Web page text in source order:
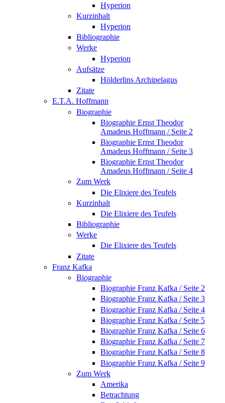
Hyperion
Kurzinhalt
Hyperion
Bibliographie
Werke
Hyperion
Aufsätze
Hölderlins Archipelagus
Zitate
E.T.A. Hoffmann
Biographie
Biographie Ernst Theodor
Amadeus Hoffmann / Seite 2
Biographie Ernst Theodor
Amadeus Hoffmann / Seite 3
Biographie Ernst Theodor
Amadeus Hoffmann / Seite 4
Zum Werk
Die Elixiere des Teufels
Kurzinhalt
Die Elixiere des Teufels
Bibliographie
Werke
Die Elixiere des Teufels
Zitate
Franz Kafka
Biographie
Biographie Franz Kafka / Seite 2
Biographie Franz Kafka / Seite 3
Biographie Franz Kafka / Seite 4
Biographie Franz Kafka / Seite 5
Biographie Franz Kafka / Seite 6
Biographie Franz Kafka / Seite 7
Biographie Franz Kafka / Seite 8
Biographie Franz Kafka / Seite 9
Zum Werk
Amerika
Betrachtung